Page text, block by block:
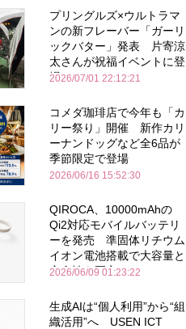
プリングルズ×ウルトラマ
ンの新フレーバー「ガーリ
ックバター」発表 片寄涼
太さんが祝福イベントに登
場
2026/07/01 22:12:21
コメダ珈琲店で今年も「カ
リー祭り」開催 新作カリ
ーナンドッグなど全6品が
季節限定で登場
2026/06/16 15:52:30
QIROCA、10000mAhの
Qi2対応モバイルバッテリ
ーを発売 準固体リチウム
イオン電池搭載で大容量と
安全性を両立
2026/06/09 01:23:22
生成AIは“個人利用”から“組
織活用”へ USEN ICT